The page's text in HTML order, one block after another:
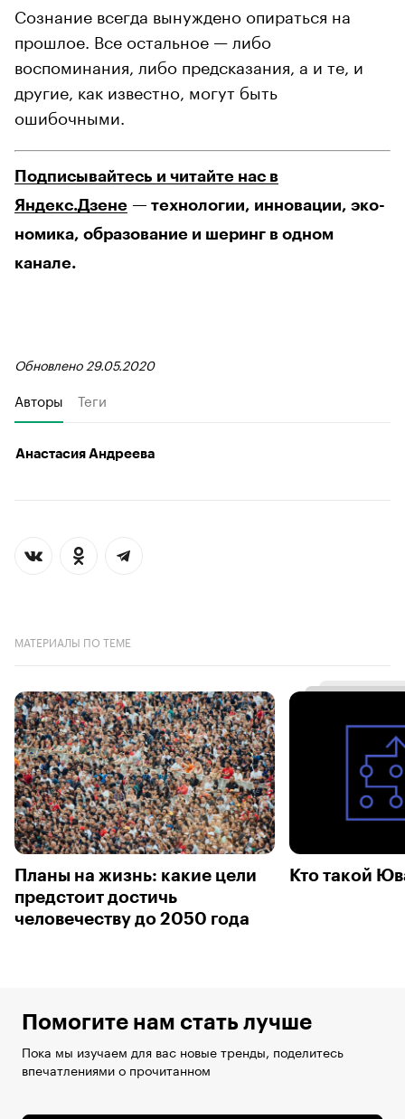
Сознание всегда вынуждено опираться на
прошлое. Все остальное — либо
воспоминания, либо предсказания, а и те, и
другие, как известно, могут быть
ошибочными.
Подписывайтесь и читайте нас в
Яндекс.Дзене — технологии, инновации, эко-
номика, образование и шеринг в одном
канале.
Обновлено 29.05.2020
Авторы Теги
Анастасия Андреева
МАТЕРИАЛЫ ПО ТЕМЕ
Планы на жизнь: какие цели
предстоит достичь
человечеству до 2050 года
Кто такой
Помогите нам стать лучше
Пока мы изучаем для вас новые тренды, поделитесь
впечатлениями о прочитанном